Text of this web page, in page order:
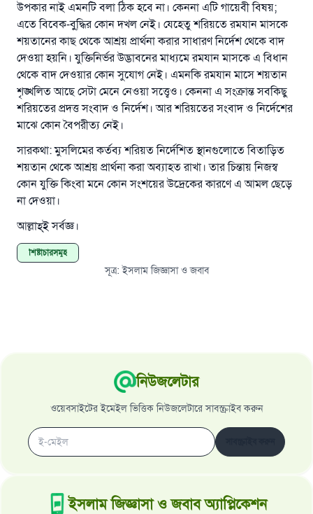
উপকার নাই এমনটি বলা ঠিক হবে না। কেননা এটি গায়েবী বিষয়;
এতে বিবেক-বু্দ্ধির কোন দখল নেই। যেহেতু শরিয়তে রমযান মাসকে
শয়তানের কাছ থেকে আশ্রয় প্রার্থনা করার সাধারণ নির্দেশ থেকে বাদ
দেওয়া হয়নি। যুক্তিনির্ভর উদ্ভাবনের মাধ্যমে রমযান মাসকে এ বিধান
থেকে বাদ দেওয়ার কোন সুযোগ নেই। এমনকি রমযান মাসে শয়তান
শৃঙ্খলিত আছে সেটা মেনে নেওয়া সত্ত্বেও। কেননা এ সংক্রান্ত সবকিছু
শরিয়তের প্রদত্ত সংবাদ ও নির্দেশ। আর শরিয়তের সংবাদ ও নির্দেশের
মাঝে কোন বৈপরীত্য নেই।
সারকথা: মুসলিমের কর্তব্য শরিয়ত নির্দেশিত স্থানগুলোতে বিতাড়িত
শয়তান থেকে আশ্রয় প্রার্থনা করা অব্যাহত রাখা। তার চিন্তায় নিজস্ব
কোন যুক্তি কিংবা মনে কোন সংশয়ের উদ্রেকের কারণে এ আমল ছেড়ে
না দেওয়া।
আল্লাহ্‌ই সর্বজ্ঞ।
শিষ্টাচারসমূহ
সূত্র:ইসলাম জিজ্ঞাসা ও জবাব
নিউজলেটার
ওয়েবসাইটের ইমেইল ভিত্তিক নিউজলেটারে সাবস্ক্রাইব করুন
ইসলাম জিজ্ঞাসা ও জবাব অ্যাপ্লিকেশন